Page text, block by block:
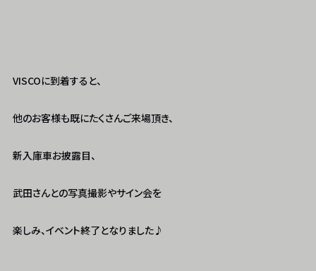
VISCOに到着すると、
他のお客様も既にたくさんご来場頂き、
新入庫車お披露目、
武田さんとの写真撮影やサイン会を
楽しみ、イベント終了となりました♪